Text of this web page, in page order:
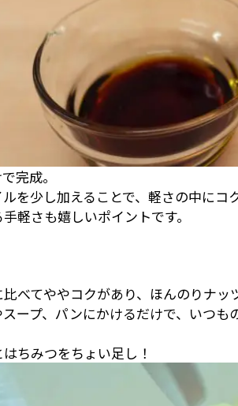
完成。
を少し加えることで、軽さの中にコ
軽さも嬉しいポイントです。
べてややコクがあり、ほんのりナッ
ープ、パンにかけるだけで、いつも
ちみつをちょい足し！